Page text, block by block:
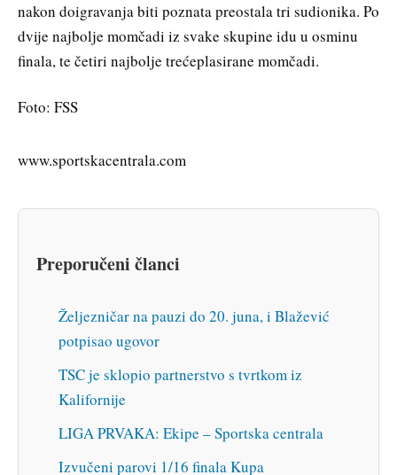
nakon doigravanja biti poznata preostala tri sudionika. Po
dvije najbolje momčadi iz svake skupine idu u osminu
finala, te četiri najbolje trećeplasirane momčadi.
Foto: FSS
www.sportskacentrala.com
Preporučeni članci
Željezničar na pauzi do 20. juna, i Blažević
potpisao ugovor
TSC je sklopio partnerstvo s tvrtkom iz
Kalifornije
LIGA PRVAKA: Ekipe – Sportska centrala
Izvučeni parovi 1/16 finala Kupa